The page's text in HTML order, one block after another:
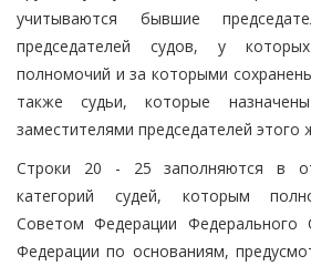
учитываются бывшие
председателей судов, у
полномочий и за которыми
также судьи, которые
заместителями председателей этого
Строки 20 - 25 заполняются в
категорий судей, которым
Советом Федерации Федерального
Федерации по основаниям,